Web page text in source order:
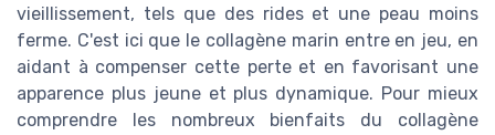
vieillissement, tels que des rides et une peau moins
ferme. C'est ici que le collagène marin entre en jeu, en
aidant à compenser cette perte et en favorisant une
apparence plus jeune et plus dynamique. Pour mieux
comprendre les nombreux bienfaits du collagène